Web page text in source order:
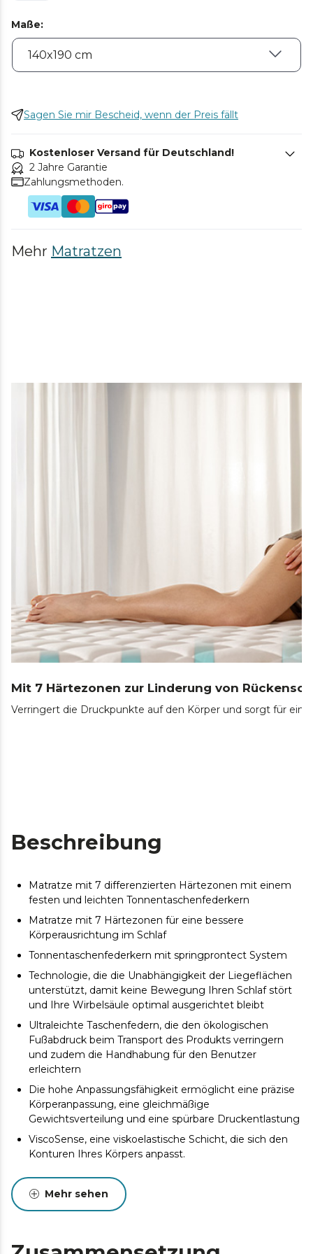
Maße:
Sagen Sie mir Bescheid, wenn der Preis fällt
Kostenloser Versand für Deutschland!
2 Jahre Garantie
Zahlungsmethoden.
Mehr Matratzen
Mit 7 Härtezonen zur Linderung von
Verringert die Druckpunkte auf den Körper und sorgt für
Beschreibung
Matratze mit 7 differenzierten Härtezonen mit einem
festen und leichten Tonnentaschenfederkern
Matratze mit 7 Härtezonen für eine bessere
Körperausrichtung im Schlaf
Tonnentaschenfederkern mit springprontect System
Technologie, die die Unabhängigkeit der Liegeflächen
unterstützt, damit keine Bewegung Ihren Schlaf stört
und Ihre Wirbelsäule optimal ausgerichtet bleibt
Ultraleichte Taschenfedern, die den ökologischen
Fußabdruck beim Transport des Produkts verringern
und zudem die Handhabung für den Benutzer
erleichtern
Die hohe Anpassungsfähigkeit ermöglicht eine präzise
Körperanpassung, eine gleichmäßige
Gewichtsverteilung und eine spürbare Druckentlastung
ViscoSense, eine viskoelastische Schicht, die sich den
Konturen Ihres Körpers anpasst.
Atmungsaktivität, Widerstandsfähigkeit und
Pflegeleichtigkeit bietet.
Mehr sehen